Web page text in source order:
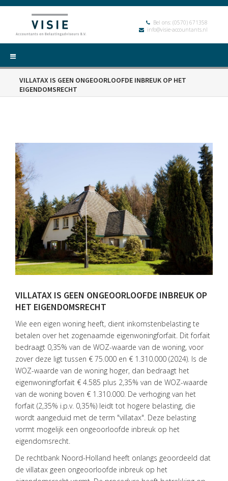
Bel ons: (0570) 671358
info@visie-accountants.nl
HOME
DIENSTEN
OVER
VISIE
VILLATAX IS GEEN ONGEOORLOOFDE INBREUK OP HET
EIGENDOMSRECHT
VILLATAX IS GEEN ONGEOORLOOFDE INBREUK OP
HET EIGENDOMSRECHT
Wie een eigen woning heeft, dient inkomstenbelasting te
betalen over het zogenaamde eigenwoningforfait. Dit forfait
bedraagt 0,35% van de WOZ-waarde van de woning, voor
zover deze ligt tussen € 75.000 en € 1.310.000 (2024). Is de
WOZ-waarde van de woning hoger, dan bedraagt het
eigenwoningforfait € 4.585 plus 2,35% van de WOZ-waarde
van de woning boven € 1.310.000. De verhoging van het
forfait (2,35% i.p.v. 0,35%) leidt tot hogere belasting, die
wordt aangeduid met de term "villatax". Deze belasting
vormt mogelijk een ongeoorloofde inbreuk op het
eigendomsrecht.
De rechtbank Noord-Holland heeft onlangs geoordeeld dat
de villatax geen ongeoorloofde inbreuk op het